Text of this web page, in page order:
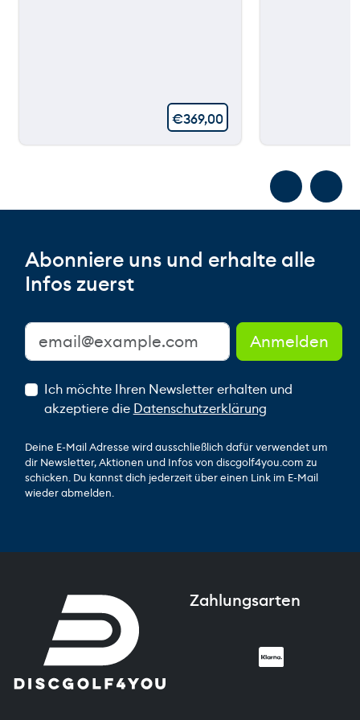
€369,00
Abonniere uns und erhalte alle
Infos zuerst
Ich möchte Ihren Newsletter erhalten und
akzeptiere die Datenschutzerklärung
Deine E-Mail Adresse wird ausschließlich dafür verwendet um
dir Newsletter, Aktionen und Infos von discgolf4you.com zu
schicken. Du kannst dich jederzeit über einen Link im E-Mail
wieder abmelden.
Zahlungsarten